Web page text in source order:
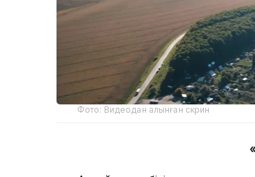
Фото: Видеодан алынған скрин